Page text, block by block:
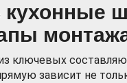
кухонные
ключевых
зависит не